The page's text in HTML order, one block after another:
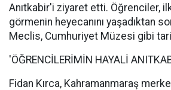
Anıtkabir'i ziyaret etti. Öğrenciler,
görmenin heyecanını yaşadıktan
Meclis, Cumhuriyet Müzesi gibi
'ÖĞRENCİLERİMİN HAYALİ
Fidan Kırca, Kahramanmaraş